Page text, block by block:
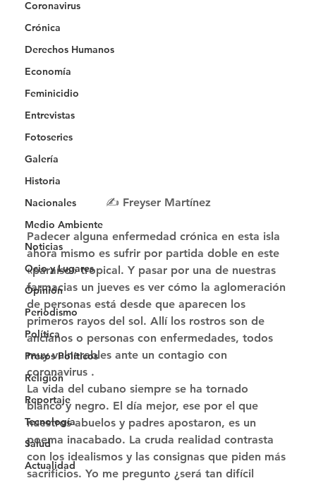
Coronavirus
Crónica
Derechos Humanos
Economía
Feminicidio
Entrevistas
Fotoseries
Galería
Historia
Nacionales
Medio Ambiente
Noticias
Ocio y Lugares
Opinión
Periodismo
Política
Presos Políticos
Religión
Reportaje
Tecnología
Salud
Actualidad
✍️ Freyser Martínez
Padecer alguna enfermedad crónica en esta isla
ahora mismo es sufrir por partida doble en este
«paraíso» tropical. Y pasar por una de nuestras
farmacias un jueves es ver cómo la aglomeración
de personas está desde que aparecen los
primeros rayos del sol. Allí los rostros son de
ancianos o personas con enfermedades, todos
muy vulnerables ante un contagio con
coronavirus .
La vida del cubano siempre se ha tornado
blanco y negro. El día mejor, ese por el que
nuestros abuelos y padres apostaron, es un
poema inacabado. La cruda realidad contrasta
con los idealismos y las consignas que piden más
sacrificios. Yo me pregunto ¿será tan difícil